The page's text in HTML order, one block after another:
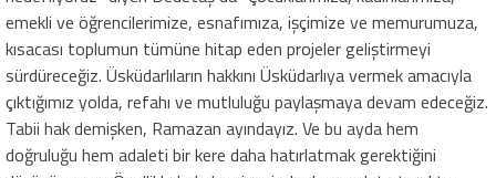
emekli ve öğrencilerimize, esnafımıza, işçimize ve memurumuza,
kısacası toplumun tümüne hitap eden projeler geliştirmeyi
sürdüreceğiz. Üsküdarlıların hakkını Üsküdarlıya vermek amacıyla
çıktığımız yolda, refahı ve mutluluğu paylaşmaya devam edeceğiz.
Tabii hak demişken, Ramazan ayındayız. Ve bu ayda hem
doğruluğu hem adaleti bir kere daha hatırlatmak gerektiğini